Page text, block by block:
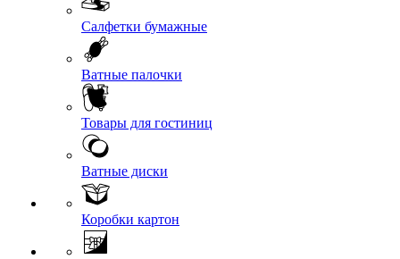
Салфетки бумажные
Ватные палочки
Товары для гостиниц
Ватные диски
Коробки картон